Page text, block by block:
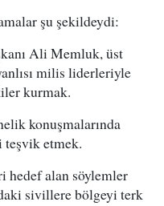
şu şekildeydi:
Ali Memluk, üst
milis liderleriyle
kurmak.
konuşmalarında
teşvik etmek.
hedef alan söylemler
sivillere bölgeyi terk